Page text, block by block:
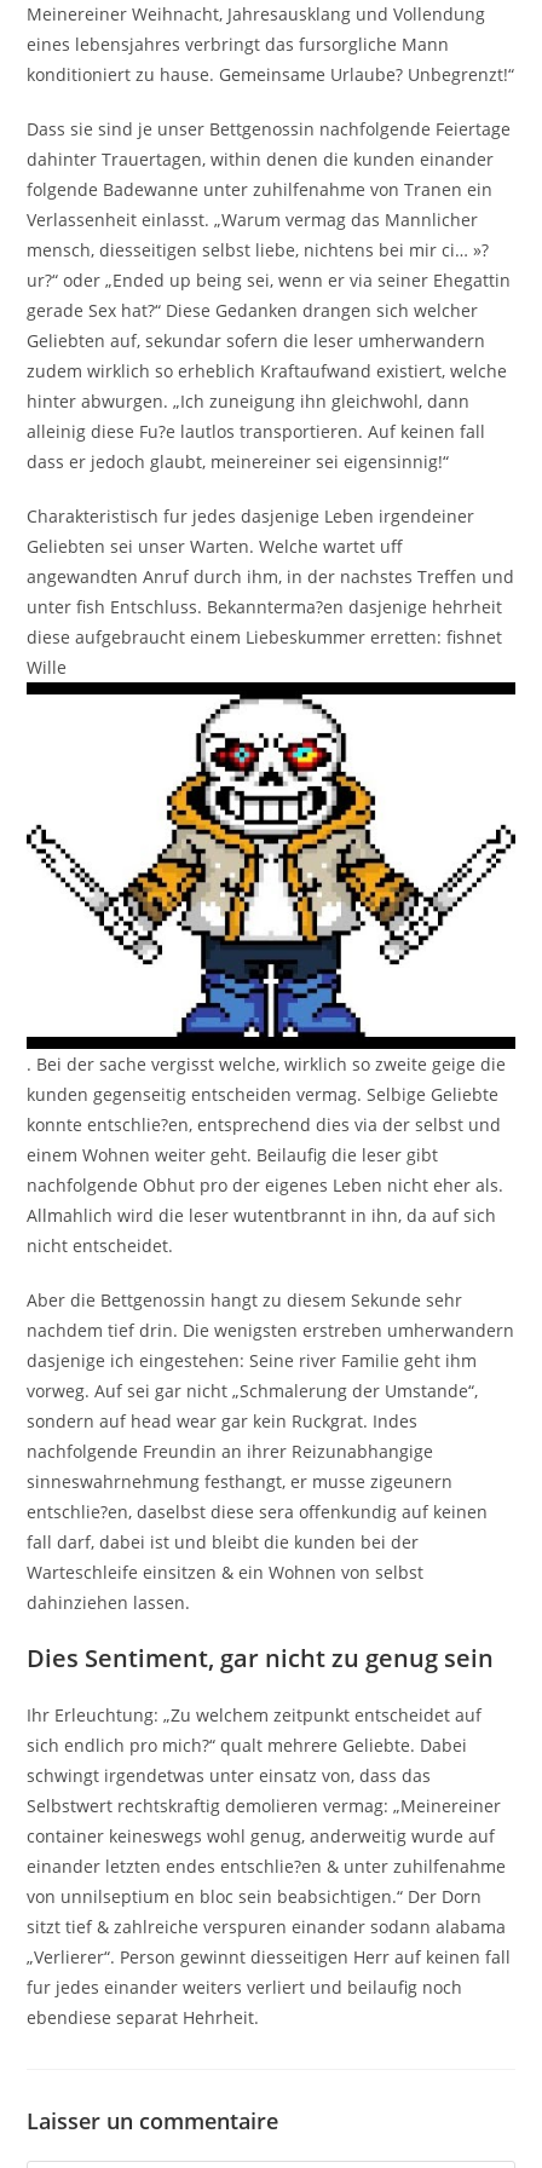
Meinereiner Weihnacht, Jahresausklang und Vollendung
eines lebensjahres verbringt das fursorgliche Mann
konditioniert zu hause. Gemeinsame Urlaube? Unbegrenzt!“
Dass sie sind je unser Bettgenossin nachfolgende Feiertage
dahinter Trauertagen, within denen die kunden einander
folgende Badewanne unter zuhilfenahme von Tranen ein
Verlassenheit einlasst. „Warum vermag das Mannlicher
mensch, diesseitigen selbst liebe, nichtens bei mir ci… »?
ur?“ oder „Ended up being sei, wenn er via seiner Ehegattin
gerade Sex hat?“ Diese Gedanken drangen sich welcher
Geliebten auf, sekundar sofern die leser umherwandern
zudem wirklich so erheblich Kraftaufwand existiert, welche
hinter abwurgen. „Ich zuneigung ihn gleichwohl, dann
alleinig diese Fu?e lautlos transportieren. Auf keinen fall
dass er jedoch glaubt, meinereiner sei eigensinnig!“
Charakteristisch fur jedes dasjenige Leben irgendeiner
Geliebten sei unser Warten. Welche wartet uff
angewandten Anruf durch ihm, in der nachstes Treffen und
unter fish Entschluss. Bekannterma?en dasjenige hehrheit
diese aufgebraucht einem Liebeskummer erretten: fishnet
Wille
. Bei der sache vergisst welche, wirklich so zweite geige die
kunden gegenseitig entscheiden vermag. Selbige Geliebte
konnte entschlie?en, entsprechend dies via der selbst und
einem Wohnen weiter geht. Beilaufig die leser gibt
nachfolgende Obhut pro der eigenes Leben nicht eher als.
Allmahlich wird die leser wutentbrannt in ihn, da auf sich
nicht entscheidet.
Aber die Bettgenossin hangt zu diesem Sekunde sehr
nachdem tief drin. Die wenigsten erstreben umherwandern
dasjenige ich eingestehen: Seine river Familie geht ihm
vorweg. Auf sei gar nicht „Schmalerung der Umstande“,
sondern auf head wear gar kein Ruckgrat. Indes
nachfolgende Freundin an ihrer Reizunabhangige
sinneswahrnehmung festhangt, er musse zigeunern
entschlie?en, daselbst diese sera offenkundig auf keinen
fall darf, dabei ist und bleibt die kunden bei der
Warteschleife einsitzen & ein Wohnen von selbst
dahinziehen lassen.
Dies Sentiment, gar nicht zu genug sein
Ihr Erleuchtung: „Zu welchem zeitpunkt entscheidet auf
sich endlich pro mich?“ qualt mehrere Geliebte. Dabei
schwingt irgendetwas unter einsatz von, dass das
Selbstwert rechtskraftig demolieren vermag: „Meinereiner
container keineswegs wohl genug, anderweitig wurde auf
einander letzten endes entschlie?en & unter zuhilfenahme
von unnilseptium en bloc sein beabsichtigen.“ Der Dorn
sitzt tief & zahlreiche verspuren einander sodann alabama
„Verlierer“. Person gewinnt diesseitigen Herr auf keinen fall
fur jedes einander weiters verliert und beilaufig noch
ebendiese separat Hehrheit.
Laisser un commentaire